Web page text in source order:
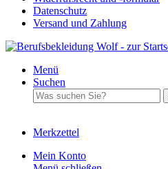
Datenschutz
Versand und Zahlung
Menü
Suchen
Merkzettel
Mein Konto